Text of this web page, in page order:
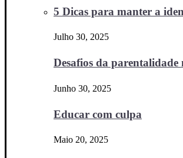
5 Dicas para manter a
Julho 30, 2025
Desafios da
Junho 30, 2025
Educar com culpa
Maio 20, 2025